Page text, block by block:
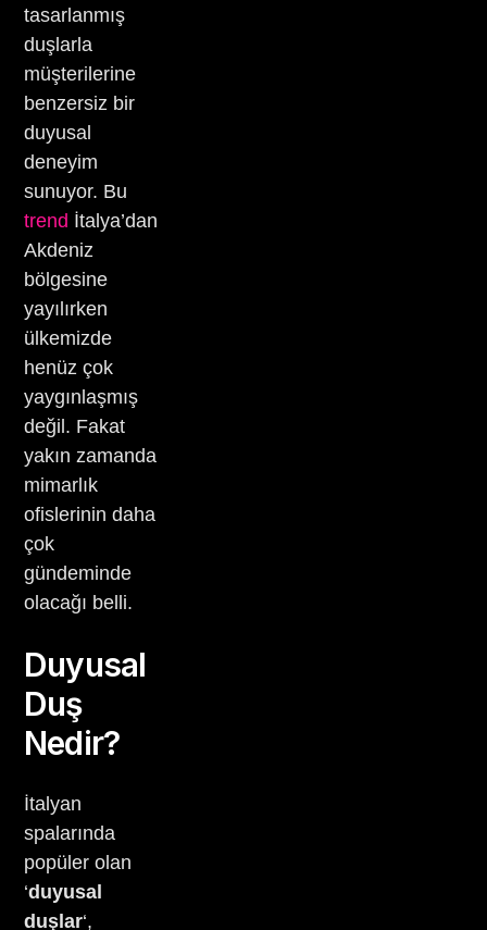
tasarlanmış
duşlarla
müşterilerine
benzersiz bir
duyusal
deneyim
sunuyor. Bu
trend İtalya’dan
Akdeniz
bölgesine
yayılırken
ülkemizde
henüz çok
yaygınlaşmış
değil. Fakat
yakın zamanda
mimarlık
ofislerinin daha
çok
gündeminde
olacağı belli.
Duyusal
Duş
Nedir?
İtalyan
spalarında
popüler olan
‘duyusal
duşlar‘,